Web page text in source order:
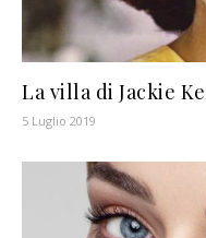
La villa di Jackie
5 Luglio 2019